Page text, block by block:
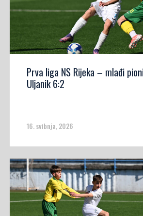
Prva liga NS Rijeka – mlađi
Uljanik 6:2
16. svibnja, 2026